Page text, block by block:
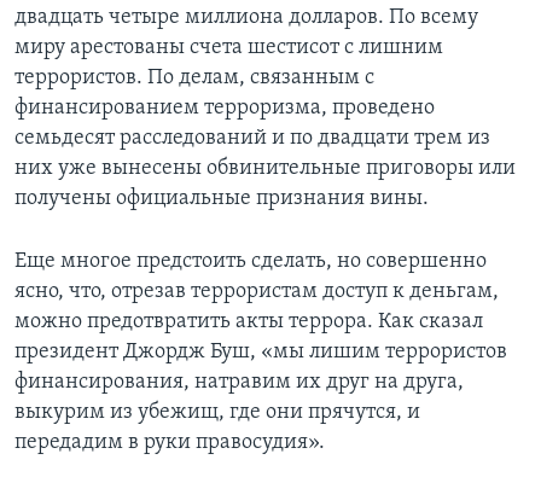
двадцать четыре миллиона долларов. По всему
миру арестованы счета шестисот с лишним
террористов. По делам, связанным с
финансированием терроризма, проведено
семьдесят расследований и по двадцати трем из
них уже вынесены обвинительные приговоры или
получены официальные признания вины.
Еще многое предстоить сделать, но совершенно
ясно, что, отрезав террористам доступ к деньгам,
можно предотвратить акты террора. Как сказал
президент Джордж Буш, «мы лишим террористов
финансирования, натравим их друг на друга,
выкурим из убежищ, где они прячутся, и
передадим в руки правосудия».